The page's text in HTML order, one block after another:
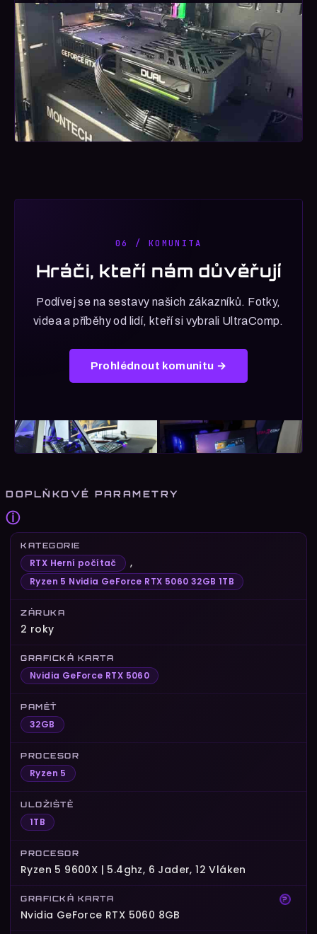
06 / KOMUNITA
Hráči, kteří nám důvěřují
Podívej se na sestavy našich zákazníků. Fotky,
videa a příběhy od lidí, kteří si vybrali UltraComp.
Prohlédnout komunitu →
DOPLŇKOVÉ PARAMETRY
ⓘ
KATEGORIE
RTX Herní počítač ,
Ryzen 5 Nvidia GeForce RTX 5060 32GB 1TB
ZÁRUKA
2 roky
GRAFICKÁ KARTA
Nvidia GeForce RTX 5060
PAMĚŤ
32GB
PROCESOR
Ryzen 5
ULOŽIŠTĚ
1TB
PROCESOR
Ryzen 5 9600X | 5.4ghz, 6 Jader, 12 Vláken
?
GRAFICKÁ KARTA
Nvidia GeForce RTX 5060 8GB